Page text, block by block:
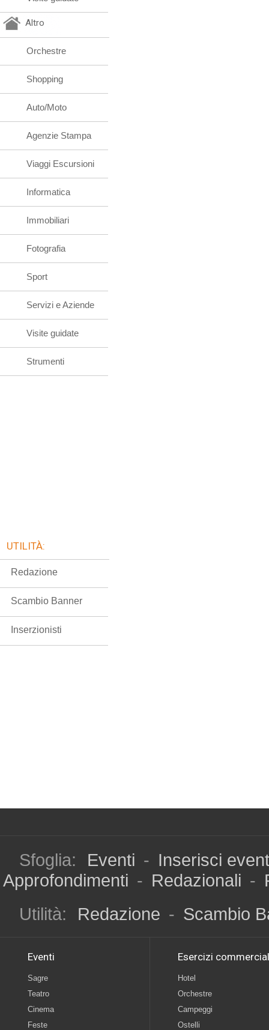
Altro
Orchestre
Shopping
Auto/Moto
Agenzie Stampa
Viaggi Escursioni
Informatica
Immobiliari
Fotografia
Sport
Servizi e Aziende
Visite guidate
Strumenti
UTILITÀ:
Redazione
Scambio Banner
Inserzionisti
Sfoglia: Eventi - Inserisci
Approfondimenti - Redazionali -
Utilità:
Redazione - Scambio
Eventi
Sagre
Teatro
Cinema
Feste
Esercizi
Hotel
Orchestre
Campeggi
Ostelli